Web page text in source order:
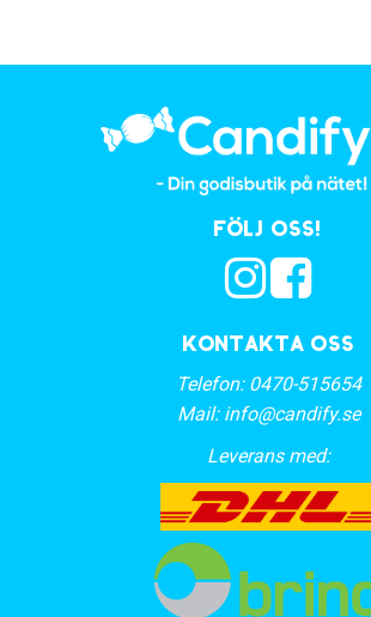
Kontakta oss
Telefon: 0470-515654
Mail: info@candify.se
Leverans med:
Följ oss!